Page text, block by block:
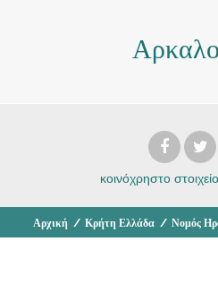
κοινόχρηστο στοιχείο
Αρχική / Κρήτη Ελλάδα / Νομός